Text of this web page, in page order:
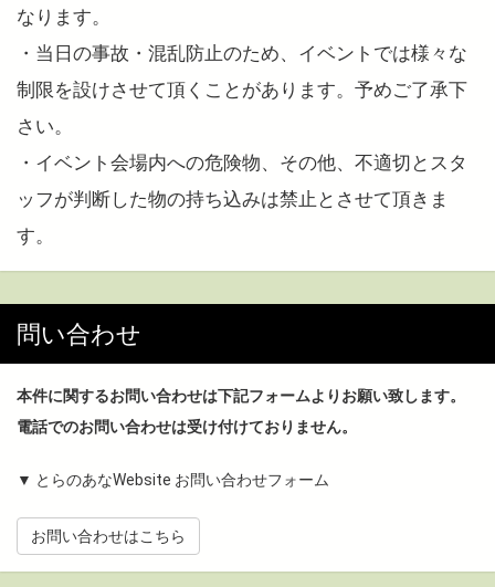
なります。
・当日の事故・混乱防止のため、イベントでは様々な
制限を設けさせて頂くことがあります。予めご了承下
さい。
・イベント会場内への危険物、その他、不適切とスタ
ッフが判断した物の持ち込みは禁止とさせて頂きま
す。
問い合わせ
本件に関するお問い合わせは下記フォームよりお願い致します。
電話でのお問い合わせは受け付けておりません。
▼ とらのあなWebsite お問い合わせフォーム
お問い合わせはこちら